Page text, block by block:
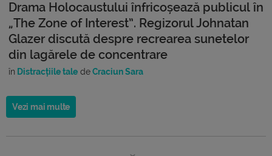
Drama Holocaustului înfricoșează publicul în
„The Zone of Interest”. Regizorul Johnatan
Glazer discută despre recrearea sunetelor
din lagărele de concentrare
în Distracțiile tale deCraciun Sara
Vezi mai multe